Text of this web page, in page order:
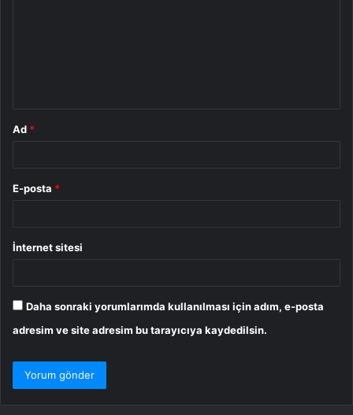
Ad *
E-posta *
İnternet sitesi
Daha sonraki yorumlarımda kullanılması için adım, e-posta
adresim ve site adresim bu tarayıcıya kaydedilsin.